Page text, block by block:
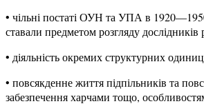
• чільні постаті ОУН та УПА в
ставали предметом розгляду дослідників
• діяльність окремих структурних
• повсякденне життя підпільників та
забезпечення харчами тощо,